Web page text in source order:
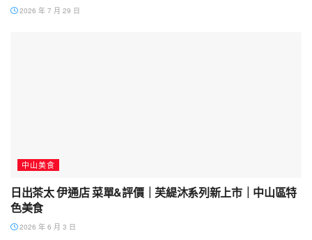
2026 年 7 月 29 日
中山美食
日出茶太 伊通店 菜單&評價｜芙緹沐系列新上市｜中山區特
色美食
2026 年 6 月 3 日